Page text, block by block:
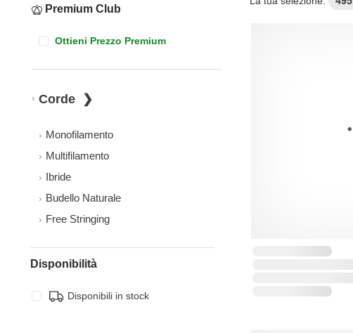
Premium Club
Ottieni Prezzo Premium
Corde
Monofilamento
Multifilamento
Ibride
Budello Naturale
Free Stringing
Disponibilità
Disponibili in stock